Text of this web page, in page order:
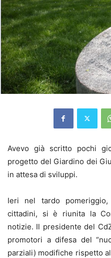
Avevo già scritto pochi
progetto del Giardino dei
in attesa di sviluppi.
Ieri nel tardo
cittadini, si è riunita la
notizie. Il presidente del
promotori a difesa del
parziali) modifiche rispetto